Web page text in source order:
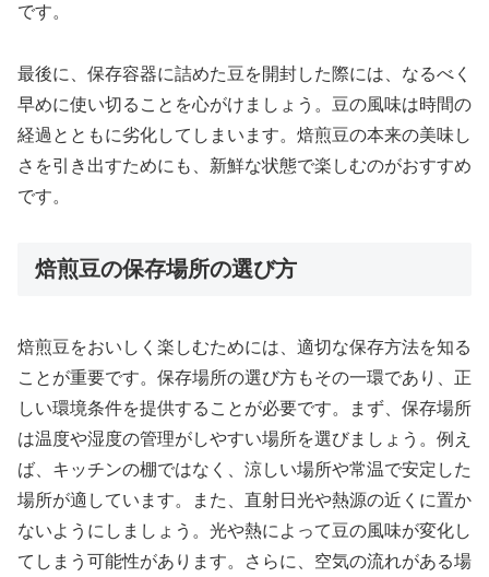
です。
最後に、保存容器に詰めた豆を開封した際には、なるべく
早めに使い切ることを心がけましょう。豆の風味は時間の
経過とともに劣化してしまいます。焙煎豆の本来の美味し
さを引き出すためにも、新鮮な状態で楽しむのがおすすめ
です。
焙煎豆の保存場所の選び方
焙煎豆をおいしく楽しむためには、適切な保存方法を知る
ことが重要です。保存場所の選び方もその一環であり、正
しい環境条件を提供することが必要です。まず、保存場所
は温度や湿度の管理がしやすい場所を選びましょう。例え
ば、キッチンの棚ではなく、涼しい場所や常温で安定した
場所が適しています。また、直射日光や熱源の近くに置か
ないようにしましょう。光や熱によって豆の風味が変化し
てしまう可能性があります。さらに、空気の流れがある場